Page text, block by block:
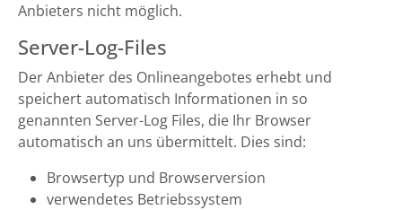
Anbieters nicht möglich.
Server-Log-Files
Der Anbieter des Onlineangebotes erhebt und
speichert automatisch Informationen in so
genannten Server-Log Files, die Ihr Browser
automatisch an uns übermittelt. Dies sind:
Browsertyp und Browserversion
verwendetes Betriebssystem